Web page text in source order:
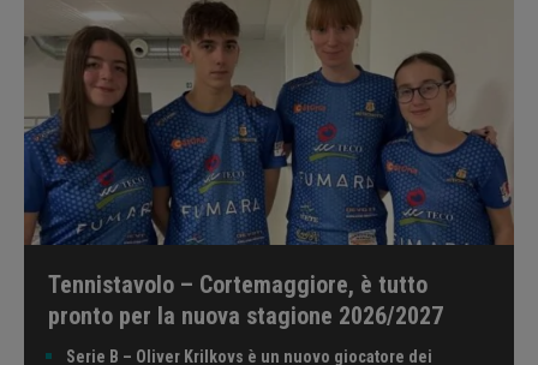
Tennistavolo – Cortemaggiore, è tutto
pronto per la nuova stagione 2026/2027
Serie B – Oliver Krilkovs è un nuovo giocatore dei